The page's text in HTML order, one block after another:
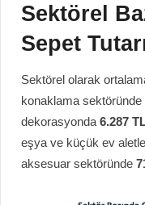
Sektörel
Sepet
Sektörel olarak
konaklama sektöründe
dekorasyonda 6.287
eşya ve küçük ev
aksesuar sektöründe